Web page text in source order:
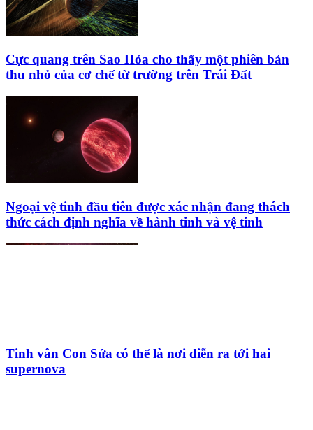
Cực quang trên Sao Hỏa cho thấy một phiên bản
thu nhỏ của cơ chế từ trường trên Trái Đất
Ngoại vệ tinh đầu tiên được xác nhận đang thách
thức cách định nghĩa về hành tinh và vệ tinh
Tinh vân Con Sứa có thể là nơi diễn ra tới hai
supernova